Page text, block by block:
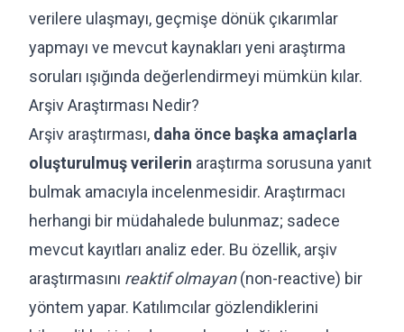
verilere ulaşmayı, geçmişe dönük çıkarımlar
yapmayı ve mevcut kaynakları yeni araştırma
soruları ışığında değerlendirmeyi mümkün kılar.
Arşiv Araştırması Nedir?
Arşiv araştırması, daha önce başka amaçlarla
oluşturulmuş verilerin araştırma sorusuna yanıt
bulmak amacıyla incelenmesidir. Araştırmacı
herhangi bir müdahalede bulunmaz; sadece
mevcut kayıtları analiz eder. Bu özellik, arşiv
araştırmasını reaktif olmayan(non-reactive) bir
yöntem yapar. Katılımcılar gözlendiklerini